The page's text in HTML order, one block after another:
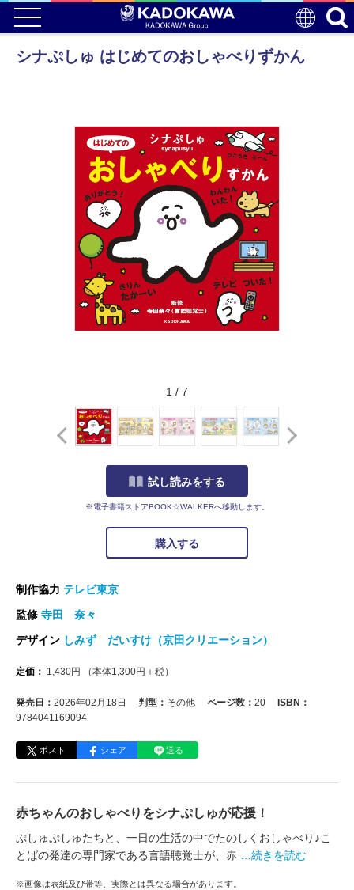
シナぷしゅ はじめてのおしゃべりずかん
1 / 7
試し読みをする
※電子書籍ストアBOOK☆WALKERへ移動します。
購入する
制作協力 テレビ東京
監修 寺田 奈々
デザイン しみず だいすけ（京田クリエーション）
定価： 1,430円 （本体1,300円＋税）
発売日： 2026年02月18日 判型： その他 ページ数： 20
ISBN：
9784041169094
ポスト シェア 送る
赤ちゃんのおしゃべりをシナぷしゅが応援！
ぷしゅぷしゅたちと、一日の生活の中でたのしくおしゃべり♪こ
とばの発達の専門家である言語聴覚士が、赤
…続きを読む
※画像は表紙及び帯等、実際とは異なる場合があります。